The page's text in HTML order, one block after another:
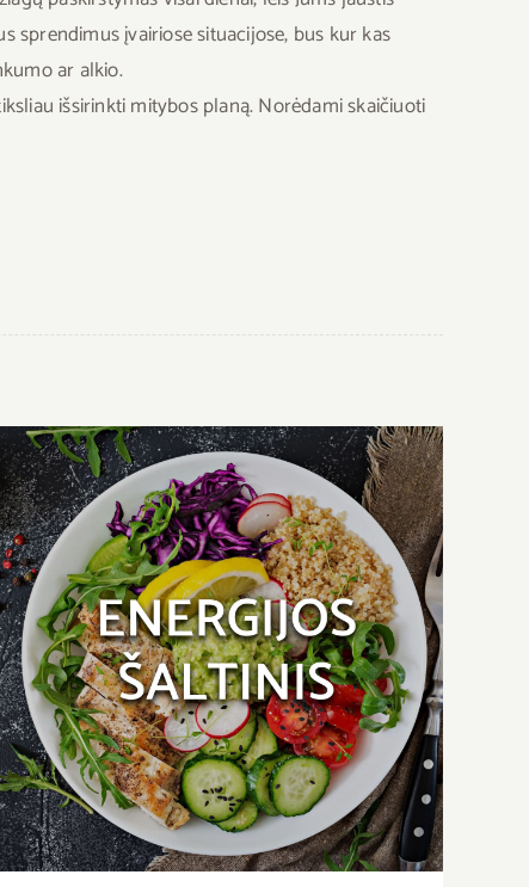
sprendimus įvairiose situacijose, bus kur kas
ar alkio.
išsirinkti mitybos planą. Norėdami skaičiuoti